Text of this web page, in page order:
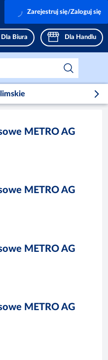
Dla Biura Dla Handlu
Zarejestruj się/Zaloguj się
METRO AG
METRO AG
METRO AG
METRO AG